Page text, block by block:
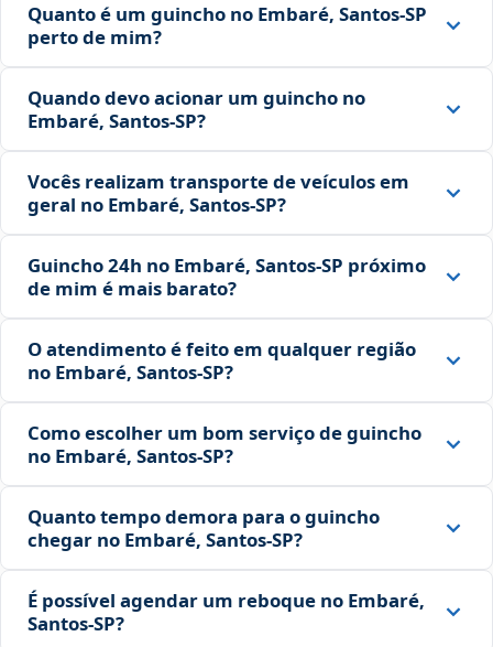
Quanto é um guincho no Embaré, Santos‑SP
perto de mim?
Quando devo acionar um guincho no
Embaré, Santos‑SP?
Vocês realizam transporte de veículos em
geral no Embaré, Santos‑SP?
Guincho 24h no Embaré, Santos‑SP próximo
de mim é mais barato?
O atendimento é feito em qualquer região
no Embaré, Santos‑SP?
Como escolher um bom serviço de guincho
no Embaré, Santos‑SP?
Quanto tempo demora para o guincho
chegar no Embaré, Santos‑SP?
É possível agendar um reboque no Embaré,
Santos‑SP?